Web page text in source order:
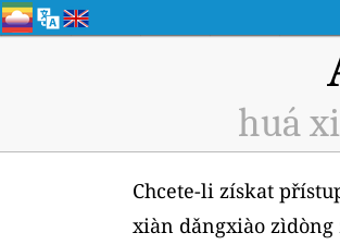
huá
Chcete-li získat
xiàn dǎngxiào